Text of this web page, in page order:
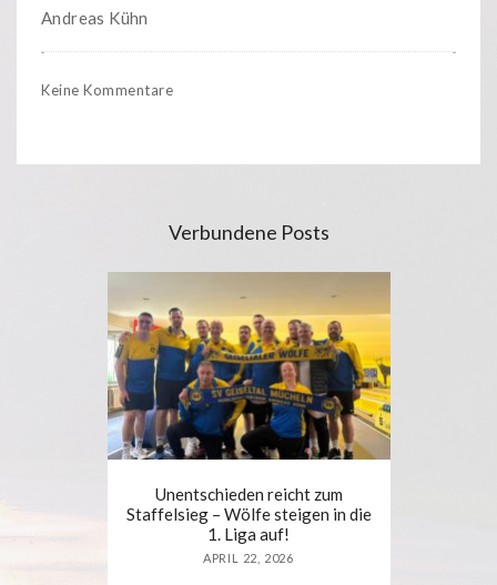
Andreas Kühn
Keine Kommentare
Verbundene Posts
Unentschieden reicht zum
Staffelsieg – Wölfe steigen in die
1. Liga auf!
APRIL 22, 2026